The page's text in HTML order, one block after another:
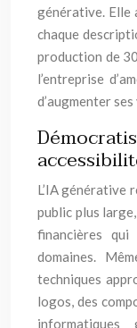
générative. Elle
chaque
production de
l’entreprise
d’augmenter
L’IA générative
public plus
financières qui
domaines.
techniques
logos, des